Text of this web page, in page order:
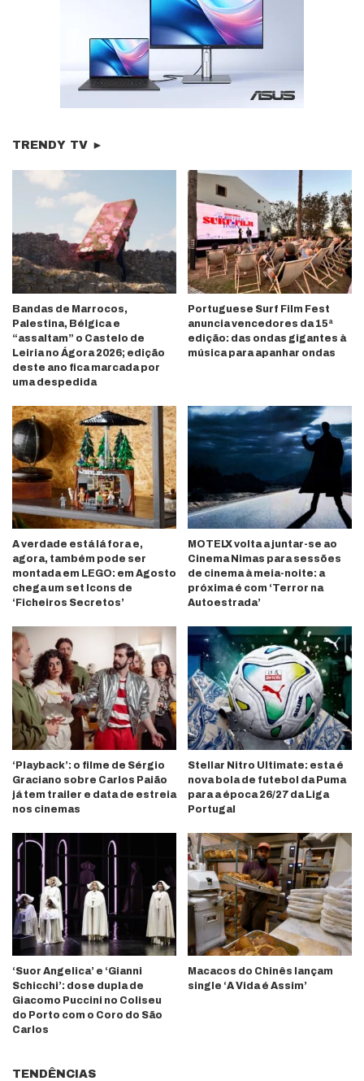
TRENDY TV ►
Bandas de Marrocos,
Palestina, Bélgica e
“assaltam” o Castelo de
Leiria no Ágora 2026; edição
deste ano fica marcada por
uma despedida
Portuguese Surf Film Fest
anuncia vencedores da 15ª
edição: das ondas gigantes à
música para apanhar ondas
A verdade está lá fora e,
agora, também pode ser
montada em LEGO: em Agosto
chega um set Icons de
‘Ficheiros Secretos’
MOTELX volta a juntar-se ao
Cinema Nimas para sessões
de cinema à meia-noite: a
próxima é com ‘Terror na
Autoestrada’
‘Playback’: o filme de Sérgio
Graciano sobre Carlos Paião
já tem trailer e data de estreia
nos cinemas
Stellar Nitro Ultimate: esta é
nova bola de futebol da Puma
para a época 26/27 da Liga
Portugal
‘Suor Angelica’ e ‘Gianni
Schicchi’: dose dupla de
Giacomo Puccini no Coliseu
do Porto com o Coro do São
Carlos
Macacos do Chinês lançam
single ‘A Vida é Assim’
TENDÊNCIAS